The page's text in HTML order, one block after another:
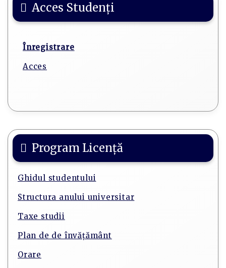
Acces Studenți
Înregistrare
Acces
Program Licență
Ghidul studentului
Structura anului universitar
Taxe studii
Plan de de învățământ
Orare